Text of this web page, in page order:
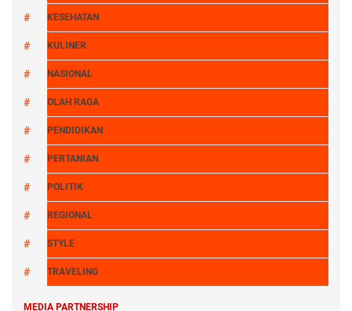
KESEHATAN
KULINER
NASIONAL
OLAH RAGA
PENDIDIKAN
PERTANIAN
POLITIK
REGIONAL
STYLE
TRAVELING
MEDIA PARTNERSHIP